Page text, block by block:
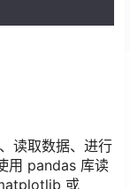
读取数据、进行
用 pandas 库读
或